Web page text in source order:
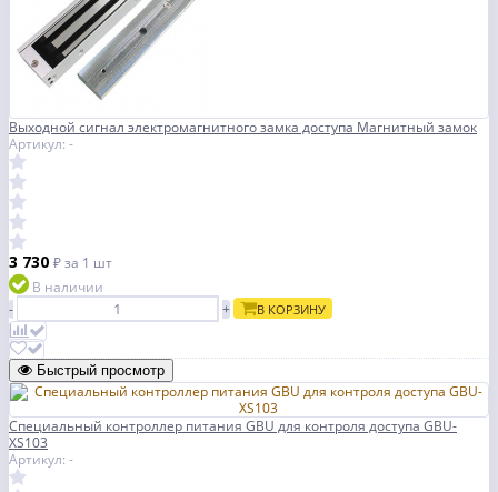
Выходной сигнал электромагнитного замка доступа Магнитный замок
Артикул: -
3 730 ₽за 1 шт
В наличии
-
+ В КОРЗИНУ
Быстрый просмотр
Специальный контроллер питания GBU для контроля доступа GBU-
XS103
Артикул: -